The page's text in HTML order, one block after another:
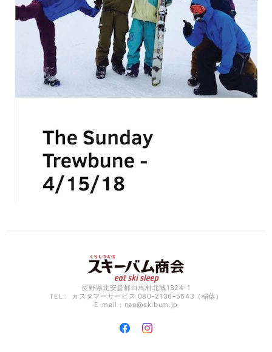
長野県北安曇郡白馬村北城1324-1
TEL： カスタマーサービス 080-2136-5643（稲葉）
E-mail： nao@skibum.jp